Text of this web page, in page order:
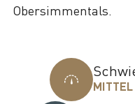
Obersimmentals.
MITTEL